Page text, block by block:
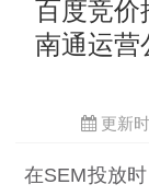
百度竞价
南通运营
更新
在SEM投放